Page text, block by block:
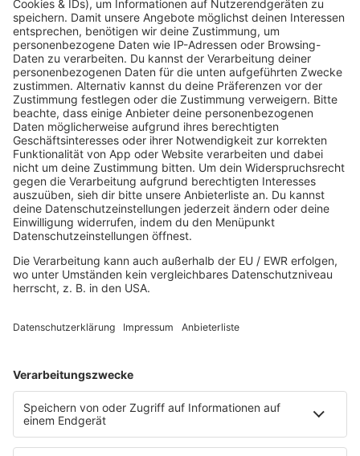
SA., 18. JULI 26, AUESTADION KASSEL, KASSEL
SA., 29. AUG. 26, FESTWIESE AM BOSTALSEE, NOHFELDEN-BOSEN
FR., 4. SEPT. 26, OPEN AIR AN DER HALLE MÜNSTERLAND, MÜNSTER
HOME
MUSIK
Playlist
Streams
Rocknews
Band-Alphabet
Rockfakten
Rockquiz
Videos
PROGRAMM